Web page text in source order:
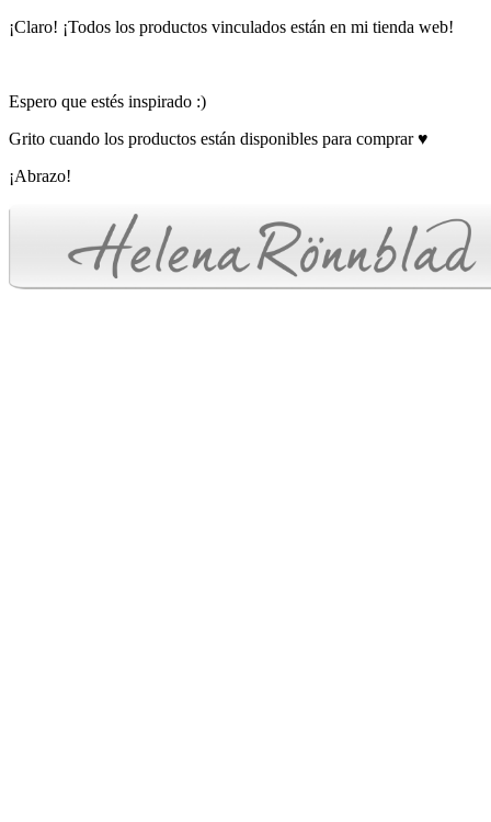
¡Claro! ¡Todos los productos vinculados están en mi tienda web!
Espero que estés inspirado :)
Grito cuando los productos están disponibles para comprar ♥
¡Abrazo!